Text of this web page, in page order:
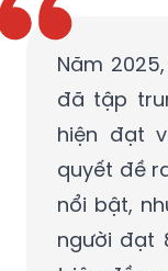
Năm
đã tập
hiện đạt
quyết đề
nổi bật,
người đạt